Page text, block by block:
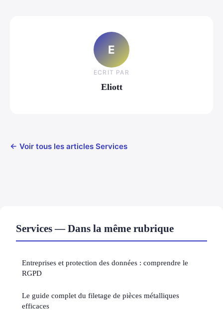
E
ECRIT PAR
Eliott
← Voir tous les articles Services
Services — Dans la même rubrique
Entreprises et protection des données : comprendre le
RGPD
Le guide complet du filetage de pièces métalliques
efficaces